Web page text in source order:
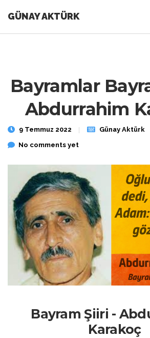
GÜNAY AKTÜRK
Bayramlar
Abdurrahim
9 Temmuz 2022
Günay Aktürk
No comments yet
Bayram Şiiri -
Karakoç